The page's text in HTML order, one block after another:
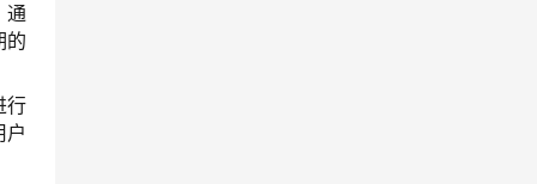
通
的
行
户